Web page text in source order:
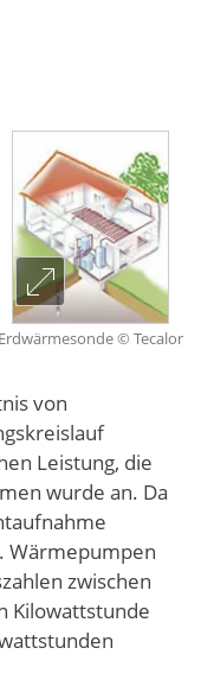
Erdwärmesonde © Tecalor
von
Leistung, die
wurde an. Da
Wärmepumpen
zwischen
Kilowattstunde